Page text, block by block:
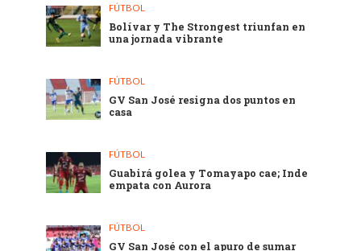
FÚTBOL
Bolívar y The Strongest triunfan en
una jornada vibrante
FÚTBOL
GV San José resigna dos puntos en
casa
FÚTBOL
Guabirá golea y Tomayapo cae; Inde
empata con Aurora
FÚTBOL
GV San José con el apuro de sumar